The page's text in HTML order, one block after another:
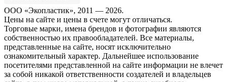
ООО «Экопластик», 2011 — 2026.
Цены на сайте и цены в счете могут отличаться.
Торговые марки, имена брендов и фотографии являются
собственностью их правообладателей. Все материалы,
представленные на сайте, носят исключительно
ознакомительный характер. Дальнейшее использование
посетителями представленной на сайте информации не влечет
за собой никакой ответственности создателей и владельцев